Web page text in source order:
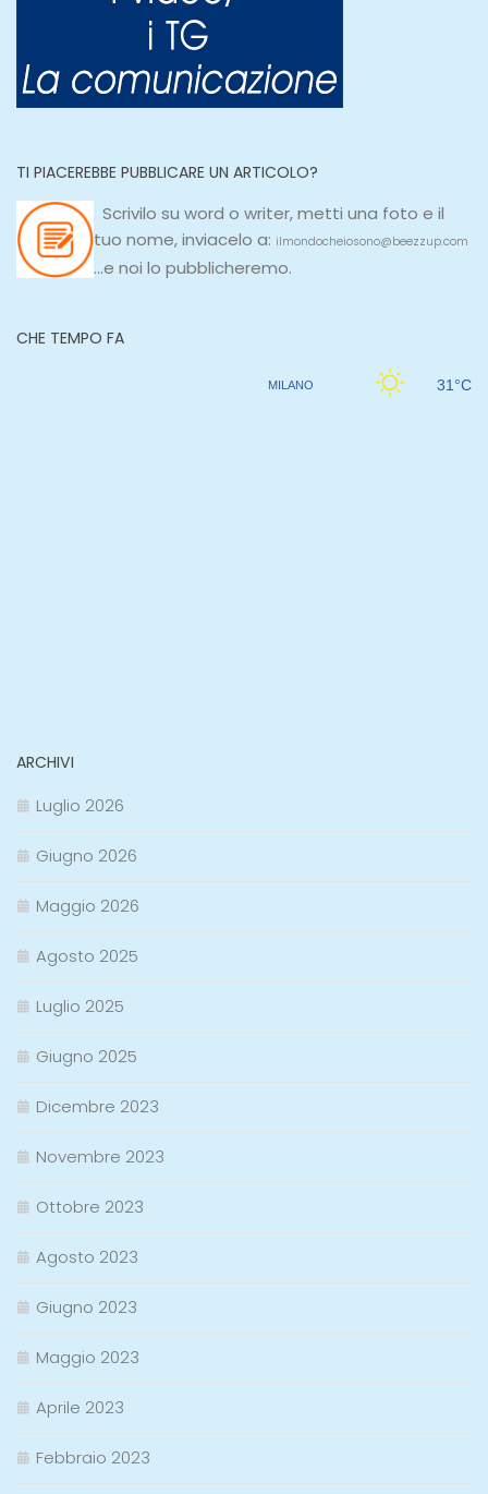
TI PIACEREBBE PUBBLICARE UN ARTICOLO?
Scrivilo su word o writer, metti una foto e il
tuo nome, inviacelo a: ilmondocheiosono@beezzup.com
...e noi lo pubblicheremo.
CHE TEMPO FA
ARCHIVI
Luglio 2026
Giugno 2026
Maggio 2026
Agosto 2025
Luglio 2025
Giugno 2025
Dicembre 2023
Novembre 2023
Ottobre 2023
Agosto 2023
Giugno 2023
Maggio 2023
Aprile 2023
Febbraio 2023